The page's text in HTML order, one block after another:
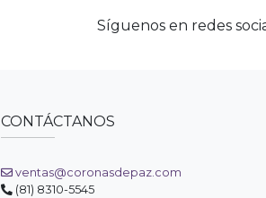
Síguenos en redes
CONTÁCTANOS
ventas@coronasdepaz.com
(81) 8310-5545